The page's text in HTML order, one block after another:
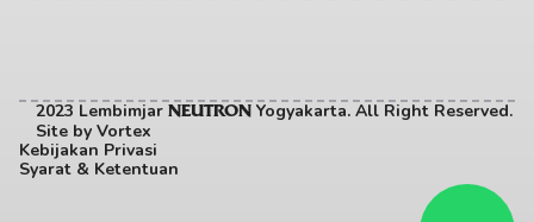
2023 Lembimjar NEUTRON Yogyakarta. All Right Reserved.
Site by Vortex
Kebijakan Privasi
Syarat & Ketentuan